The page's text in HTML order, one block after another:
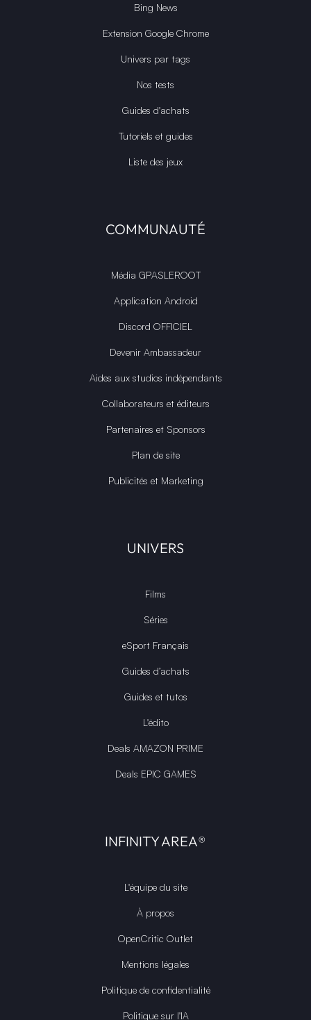
Bing News
Extension Google Chrome
Univers par tags
Nos tests
Guides d'achats
Tutoriels et guides
Liste des jeux
COMMUNAUTÉ
Média GPASLEROOT
Application Android
Discord OFFICIEL
Devenir Ambassadeur
Aides aux studios indépendants
Collaborateurs et éditeurs
Partenaires et Sponsors
Plan de site
Publicités et Marketing
UNIVERS
Films
Séries
eSport Français
Guides d’achats
Guides et tutos
L'édito
Deals AMAZON PRIME
Deals EPIC GAMES
INFINITY AREA®
L'équipe du site
À propos
OpenCritic Outlet
Mentions légales
Politique de confidentialité
Politique sur l'IA